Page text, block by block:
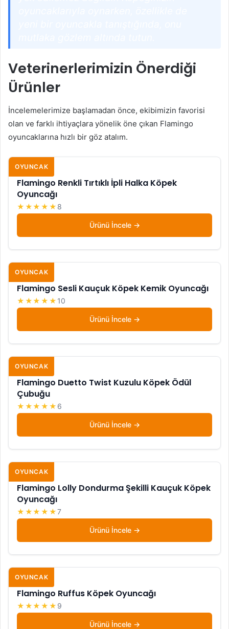
Veterinerlerimizin Önerdiği
Ürünler
İncelemelerimize başlamadan önce, ekibimizin favorisi
olan ve farklı ihtiyaçlara yönelik öne çıkan Flamingo
oyuncaklarına hızlı bir göz atalım.
OYUNCAK
Flamingo Renkli Tırtıklı İpli Halka Köpek
Oyuncağı
★★★★★ 8
Ürünü İncele
OYUNCAK
Flamingo Sesli Kauçuk Köpek Kemik Oyuncağı
★★★★★ 10
Ürünü İncele
OYUNCAK
Flamingo Duetto Twist Kuzulu Köpek Ödül
Çubuğu
★★★★★ 6
Ürünü İncele
OYUNCAK
Flamingo Lolly Dondurma Şekilli Kauçuk Köpek
Oyuncağı
★★★★★7
Ürünü İncele
OYUNCAK
Flamingo Ruffus Köpek Oyuncağı
★★★★★ 9
Ürünü İncele